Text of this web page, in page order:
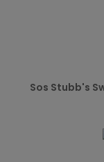
Sos Stubb's